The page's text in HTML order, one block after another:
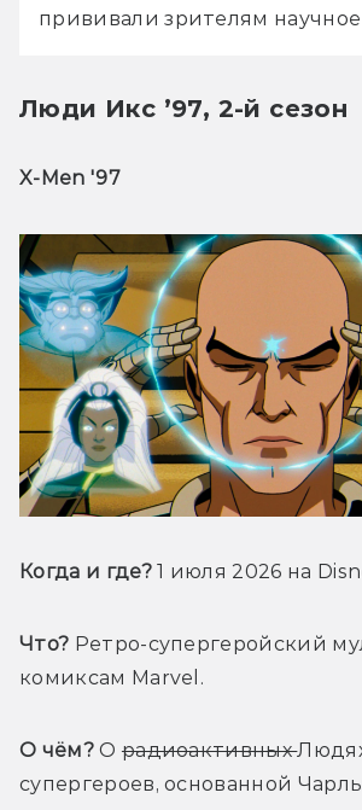
прививали зрителям
Люди Икс ’97, 2-й сезон
X-Men '97
Когда и где? 1 июля 2026 на
Что? Ретро-супергеройский
комиксам Marvel.
О чём? О радиоактивных
супергероев, основанной